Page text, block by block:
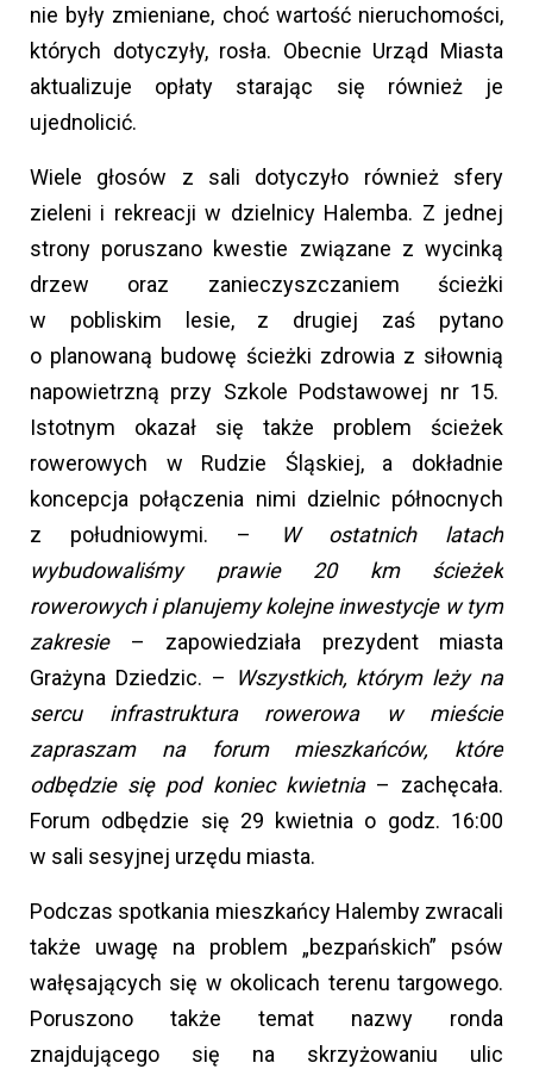
nie były zmieniane, choć wartość nieruchomości,
których dotyczyły, rosła. Obecnie Urząd Miasta
aktualizuje opłaty starając się również je
ujednolicić.
Wiele głosów z sali dotyczyło również sfery
zieleni i rekreacji w dzielnicy Halemba. Z jednej
strony poruszano kwestie związane z wycinką
drzew oraz zanieczyszczaniem ścieżki
w pobliskim lesie, z drugiej zaś pytano
o planowaną budowę ścieżki zdrowia z siłownią
napowietrzną przy Szkole Podstawowej nr 15.
Istotnym okazał się także problem ścieżek
rowerowych w Rudzie Śląskiej, a dokładnie
koncepcja połączenia nimi dzielnic północnych
z południowymi. –
W ostatnich latach
wybudowaliśmy prawie 20 km ścieżek
rowerowych i planujemy kolejne inwestycje w tym
zakresie– zapowiedziała prezydent miasta
Grażyna Dziedzic. –
Wszystkich, którym leży na
sercu infrastruktura rowerowa w mieście
zapraszam na forum mieszkańców, które
odbędzie się pod koniec kwietnia– zachęcała.
Forum odbędzie się 29 kwietnia o godz. 16:00
w sali sesyjnej urzędu miasta.
Podczas spotkania mieszkańcy Halemby zwracali
także uwagę na problem „bezpańskich” psów
wałęsających się w okolicach terenu targowego.
Poruszono także temat nazwy ronda
znajdującego się na skrzyżowaniu ulic